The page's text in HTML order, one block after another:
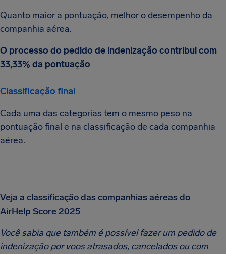
Quanto maior a pontuação, melhor o desempenho da
companhia aérea.
O processo do pedido de indenização contribui com
33,33% da pontuação
Classificação final
Cada uma das categorias tem o mesmo peso na
pontuação final e na classificação de cada companhia
aérea.
Veja a classificação das companhias aéreas do
AirHelp Score 2025
Você sabia que também é possível fazer um pedido de
indenização por voos atrasados, cancelados ou com